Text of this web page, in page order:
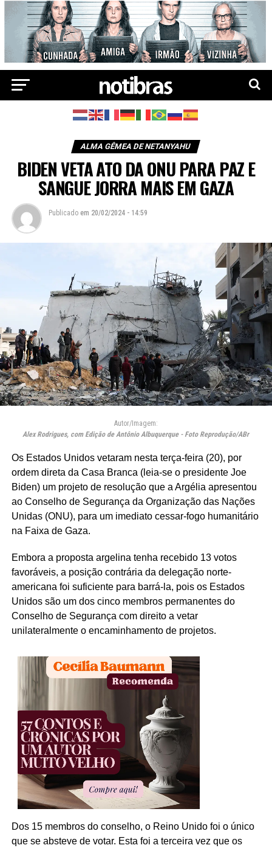
ALMA GÊMEA DE NETANYAHU
BIDEN VETA ATO DA ONU PARA PAZ E
SANGUE JORRA MAIS EM GAZA
Publicado em 20/02/2024 - 14:59
Autor/Imagem:
Alex Rodrigues, com Edição de Antônio Albuquerque - Foto Reprodução/ABr
Os Estados Unidos vetaram nesta terça-feira (20), por
ordem direta da Casa Branca (leia-se o presidente Joe
Biden) um projeto de resolução que a Argélia apresentou
ao Conselho de Segurança da Organização das Nações
Unidas (ONU), para um imediato cessar-fogo humanitário
na Faixa de Gaza.
Embora a proposta argelina tenha recebido 13 votos
favoráveis, a posição contrária da delegação norte-
americana foi suficiente para barrá-la, pois os Estados
Unidos são um dos cinco membros permanentes do
Conselho de Segurança com direito a vetar
unilateralmente o encaminhamento de projetos.
Dos 15 membros do conselho, o Reino Unido foi o único
que se absteve de votar. Esta foi a terceira vez que os